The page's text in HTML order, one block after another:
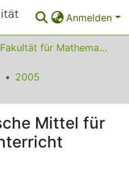
Anmelden
01 Fakultät für Mathematik
2005
Mittel für